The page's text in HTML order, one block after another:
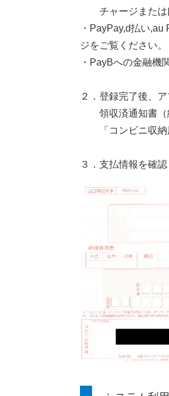
チャージまたは
・PayPay,d払い
ジをご覧ください。
・PayBへの金融機
２．登録完了後、
領収済通知書（
「コンビニ収納
３．支払情報を確